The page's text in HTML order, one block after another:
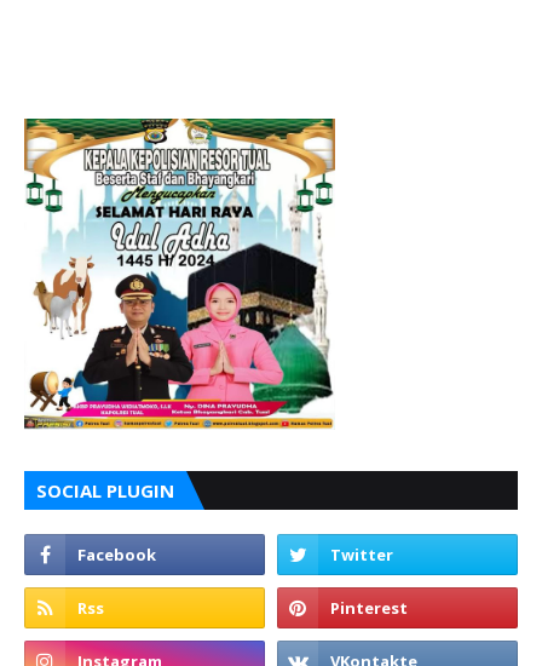
SOCIAL PLUGIN